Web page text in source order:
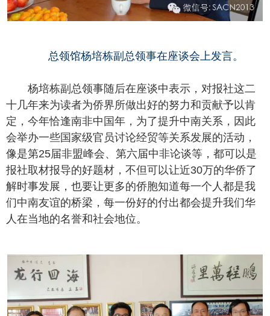
总领馆杨培栋副总领事在座谈会上发言。
杨培栋副总领事随后在座谈中表示，对报社这二
十几年来为读者为侨界所做出好的努力和贡献予以肯
定，今年恰逢南非中国年，为了提升中南关系，因此
会举办一些国家级官员讨论经贸等关系发展的活动，
像是第25届非盟峰会、第六届中非论谈等，都可以是
报社取材报导的好题材，不但可以让近30万的华侨了
解时事发展，也要让更多的侨胞知道每一个人都是我
们中南友谊的桥梁，每一份好的付出都会提升我们华
人在当地的名誉和社会地位。